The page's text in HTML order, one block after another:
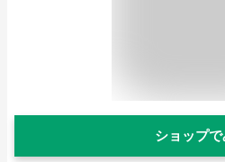
ショップで